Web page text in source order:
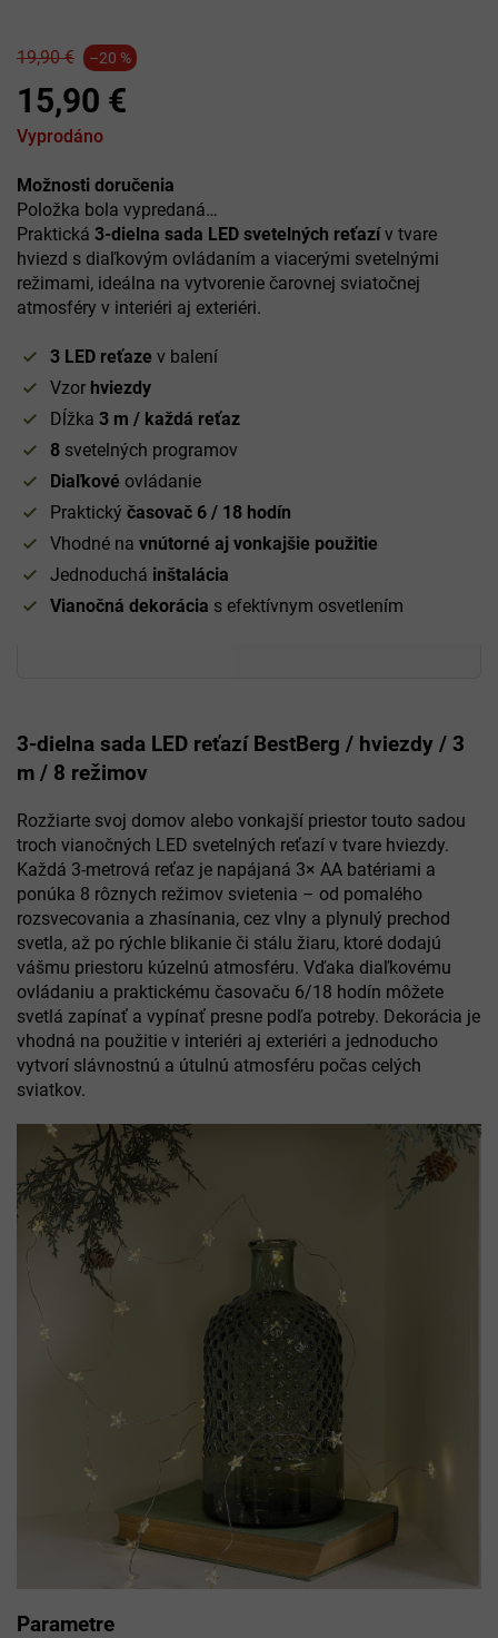
19,90 € –20 %
15,90 €
Jednotková
cena:
Vyprodáno
Možnosti doručenia
Položka bola vypredaná…
Praktická 3-dielna sada LED svetelných reťazív tvare
hviezd s diaľkovým ovládaním a viacerými svetelnými
režimami, ideálna na vytvorenie čarovnej sviatočnej
atmosféry v interiéri aj exteriéri.
3 LED reťaze v balení
Vzor hviezdy
Dĺžka 3 m / každá reťaz
8 svetelných programov
Diaľkové ovládanie
Praktický časovač 6 / 18 hodín
Vhodné na vnútorné aj vonkajšie použitie
Jednoduchá inštalácia
Vianočná dekorácia s efektívnym osvetlením
3-dielna sada LED reťazí BestBerg / hviezdy / 3
m / 8 režimov
Rozžiarte svoj domov alebo vonkajší priestor touto sadou
troch vianočných LED svetelných reťazí v tvare hviezdy.
Každá 3-metrová reťaz je napájaná 3× AA batériami a
ponúka 8 rôznych režimov svietenia – od pomalého
rozsvecovania a zhasínania, cez vlny a plynulý prechod
svetla, až po rýchle blikanie či stálu žiaru, ktoré dodajú
vášmu priestoru kúzelnú atmosféru. Vďaka diaľkovému
ovládaniu a praktickému časovaču 6/18 hodín môžete
svetlá zapínať a vypínať presne podľa potreby. Dekorácia je
vhodná na použitie v interiéri aj exteriéri a jednoducho
vytvorí slávnostnú a útulnú atmosféru počas celých
sviatkov.
Parametre